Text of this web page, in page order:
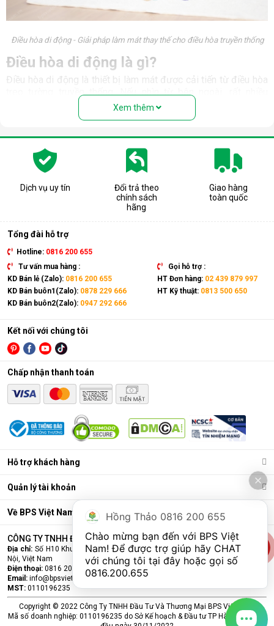
Điều hòa di động - Giải pháp làm mát thay thế cho điều hòa truyền thống
Điều hòa di động là gì?
Điều hòa di động là thiết bị làm mát được cải tiến từ điều hòa
người nhầm tưởng rằng thiết bị này là quạt hơi nước. Nhưng
thực chất, đây là một chiếc điều hòa “chính hiệu” với đầy đủ
gas, bảng điều khiển,... giống như một chiếc điều hòa thông
thường.
Có thể coi điều hòa di động là phiên bản thu nhỏ của điều hòa
tủ đứng nhưng với thiết kế cục nóng và cục lạnh trên cùng 1
thiết bị. Sản phẩm có kích thước gọn nhẹ, kết hợp cùng bánh
xe và tay cầm nên có thể dễ dàng di chuyển tới mọi vị trí trong
Điều hòa di động là gì?
Các chức năng chính của máy bao gồm: Làm lạnh, quạt gió,
hút ẩm và lọc khí. Bên cạnh đó, dòng sản phẩm này còn được
trang bị thêm khá nhiều tính năng và tiện ích đi kèm như: Hẹn
giờ, khóa trẻ em, remote, kết nối wifi,...
Ưu điểm vượt trội của điều hòa di động
Đáp ứng tốt nhu cầu làm mát, dễ dàng tháo lắp và di chuyển
chỉ là số ít những ưu điểm màđiều hòadi động đang sở hữu.
Cùng BPS Việt Nam tìm hiểu chi tiết về ưu điểm của dòng sản
phẩm này ngay nhé.
Xem thêm
Dịch vụ uy tín
Đổi trả theo
chính sách
hãng
Giao hàng
toàn quốc
Tổng đài hỗ trợ
Hotline: 0816 200 655
Tư vấn mua hàng :
KD Bán lẻ (Zalo): 0816 200 655
KD Bán buôn1(Zalo): 0878 229 666
KD Bán buôn2(Zalo): 0947 292 666
Gọi hỗ trợ :
HT Đơn hàng: 02 439 879 997
HT Kỹ thuật: 0813 500 650
Hỗ trợ khách hàng
Quản lý tài khoản
Về BPS Việt Nam
Kết nối với chúng tôi
Chấp nhận thanh toán
CÔNG TY TNHH ĐẦU TƯ VÀ THƯƠNG MẠI BPS VIỆT NAM
Địa chỉ: Số H10 Khu đấu giá Ngô Thì Nhậm, Phường Hà Đông, Thành phố Hà
Nội, Việt Nam
Điện thoại: 0816 200 655
Email: info@bpsvietnam.vn
MST: 0110196235
Copyright © 2022 Công Ty TNHH Đầu Tư Và Thương Mại BPS Việt Nam.
Mã số doanh nghiệp: 0110196235 do Sở Kế hoạch & Đầu tư TP Hà Nội cấp lần
Hồng Thảo 0816 200 655
Chào mừng bạn đến với BPS Việt
Nam! Để được trợ giúp hãy CHAT
0816.200.655